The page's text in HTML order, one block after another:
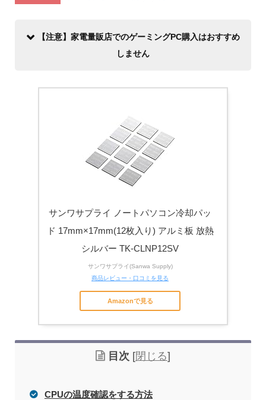
【注意】家電量販店でのゲーミングPC購入はおすすめ
しません
家電量販店で買う際のデメリット
関連記事
電気屋や家電量販店でのパソコン購入を
おすすめしない理由
サンワサプライ ノートパソコン冷却パッ
ド 17mm×17mm(12枚入り) アルミ板 放熱
シルバー TK-CLNP12SV
サンワサプライ(Sanwa Supply)
商品レビュー・口コミを見る
Amazonで見る
目次 [閉じる]
CPUの温度確認をする方法